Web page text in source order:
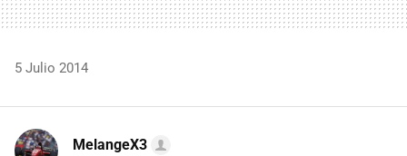
5 Julio 2014
MelangeX3